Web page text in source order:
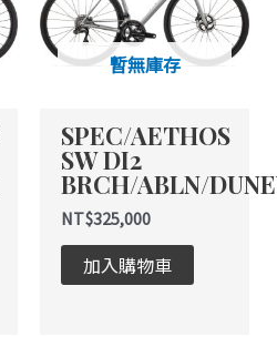
暫無庫存
SPEC/AETHOS
SW DI2
BRCH/ABLN/
NT$325,000
加入購物車